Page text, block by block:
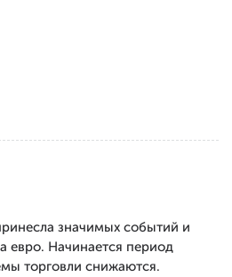
значимых событий и
евро. Начинается период
торговли снижаются.